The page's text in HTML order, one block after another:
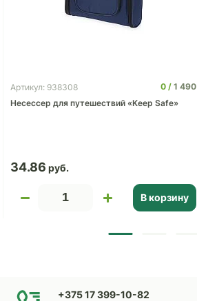
Артикул: 938308 0
1 490
Несессер для путешествий «Keep Safe»
34.86
В корзину
+375 17 399-10-82